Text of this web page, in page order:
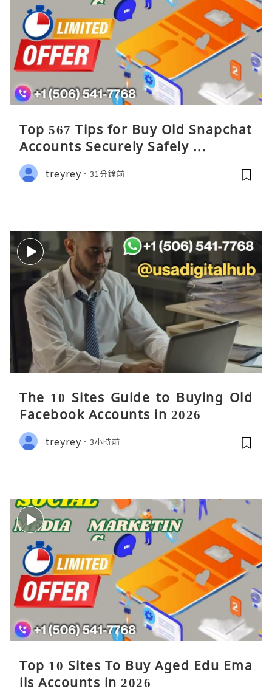
Top 567 Tips for Buy Old Snapchat
Accounts Securely Safely ...
treyrey 31分鐘前
The 10 Sites Guide to Buying Old
Facebook Accounts in 2026
treyrey 3小時前
Top 10 Sites To Buy Aged Edu Ema
ils Accounts in 2026